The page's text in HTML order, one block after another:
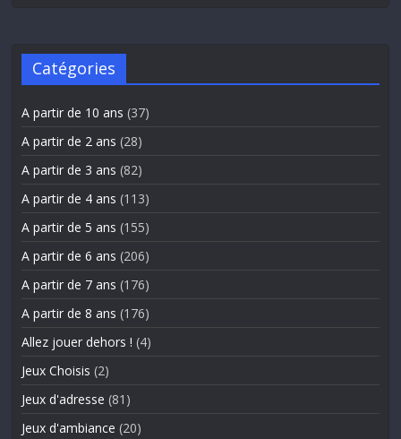
Catégories
A partir de 10 ans (37)
A partir de 2 ans (28)
A partir de 3 ans (82)
A partir de 4 ans (113)
A partir de 5 ans (155)
A partir de 6 ans (206)
A partir de 7 ans (176)
A partir de 8 ans (176)
Allez jouer dehors ! (4)
Jeux Choisis (2)
Jeux d'adresse (81)
Jeux d'ambiance (20)